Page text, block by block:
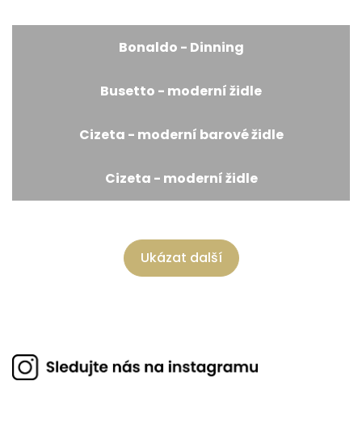
Bonaldo - Dinning
Busetto - moderní židle
Cizeta - moderní barové židle
Cizeta - moderní židle
Ukázat další